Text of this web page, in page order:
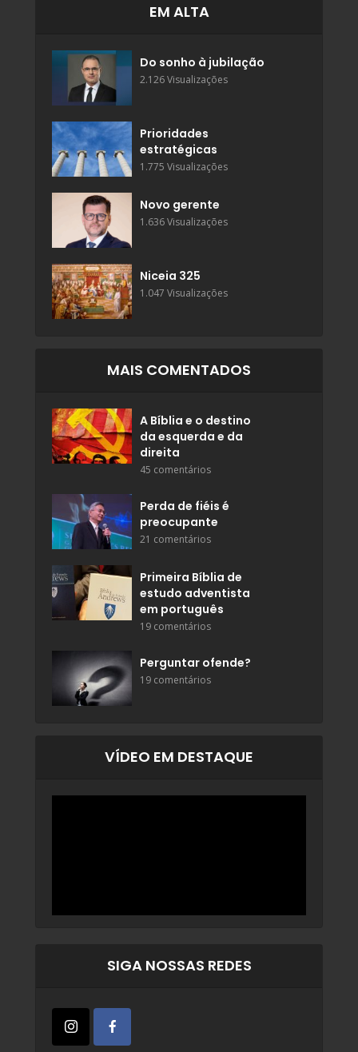
EM ALTA
Do sonho à jubilação
2.126 Visualizações
Prioridades
estratégicas
1.775 Visualizações
Novo gerente
1.636 Visualizações
Niceia 325
1.047 Visualizações
MAIS COMENTADOS
A Bíblia e o destino
da esquerda e da
direita
45 comentários
Perda de fiéis é
preocupante
21 comentários
Primeira Bíblia de
estudo adventista
em português
19 comentários
Perguntar ofende?
19 comentários
VÍDEO EM DESTAQUE
SIGA NOSSAS REDES